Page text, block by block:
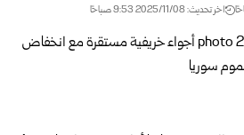
اخر تحديث: 2025/11/08 9:53 صباحًا